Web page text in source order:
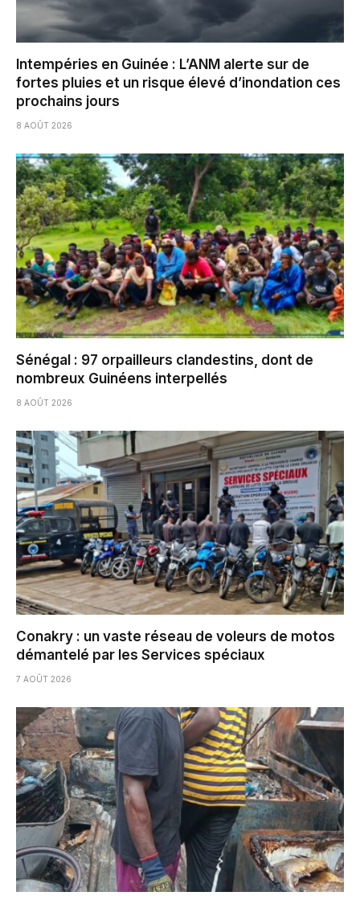
Intempéries en Guinée : L’ANM alerte sur de
fortes pluies et un risque élevé d’inondation ces
prochains jours
8 AOÛT 2026
Sénégal : 97 orpailleurs clandestins, dont de
nombreux Guinéens interpellés
8 AOÛT 2026
Conakry : un vaste réseau de voleurs de motos
démantelé par les Services spéciaux
7 AOÛT 2026